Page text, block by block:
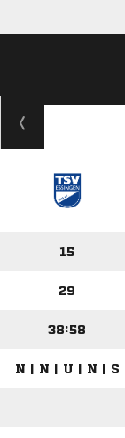
15
29
38:58
N | N | U | N | S